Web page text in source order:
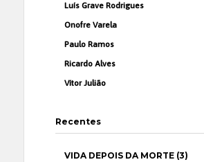
Luís Grave Rodrigues
Onofre Varela
Paulo Ramos
Ricardo Alves
Vítor Julião
Recentes
VIDA DEPOIS DA MORTE (3)